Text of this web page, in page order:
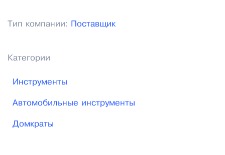
Тип компании: Поставщик
Категории
Инструменты
Автомобильные инструменты
Домкраты